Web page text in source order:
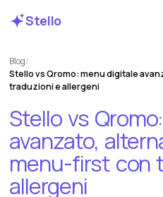
Stello
Blog/
Stello vs Qromo: menu digitale
traduzioni e allergeni
Stellovs Qromo:
avanzato,
menu-first con
allergeni